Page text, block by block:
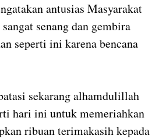
antusias Masyarakat
senang dan gembira
seperti ini karena bencana
sekarang alhamdulillah
hari ini untuk memeriahkan
ribuan terimakasih kepada